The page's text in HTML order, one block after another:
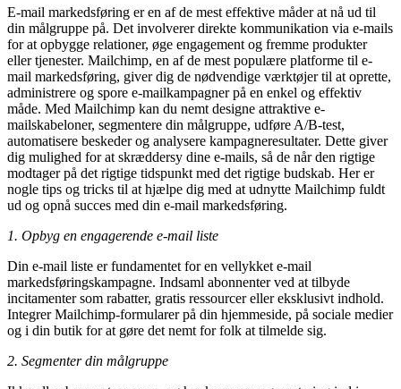
E-mail markedsføring er en af de mest effektive måder at nå ud til
din målgruppe på. Det involverer direkte kommunikation via e-mails
for at opbygge relationer, øge engagement og fremme produkter
eller tjenester. Mailchimp, en af de mest populære platforme til e-
mail markedsføring, giver dig de nødvendige værktøjer til at oprette,
administrere og spore e-mailkampagner på en enkel og effektiv
måde. Med Mailchimp kan du nemt designe attraktive e-
mailskabeloner, segmentere din målgruppe, udføre A/B-test,
automatisere beskeder og analysere kampagneresultater. Dette giver
dig mulighed for at skræddersy dine e-mails, så de når den rigtige
modtager på det rigtige tidspunkt med det rigtige budskab. Her er
nogle tips og tricks til at hjælpe dig med at udnytte Mailchimp fuldt
ud og opnå succes med din e-mail markedsføring.
1. Opbyg en engagerende e-mail liste
Din e-mail liste er fundamentet for en vellykket e-mail
markedsføringskampagne. Indsaml abonnenter ved at tilbyde
incitamenter som rabatter, gratis ressourcer eller eksklusivt indhold.
Integrer Mailchimp-formularer på din hjemmeside, på sociale medier
og i din butik for at gøre det nemt for folk at tilmelde sig.
2. Segmenter din målgruppe